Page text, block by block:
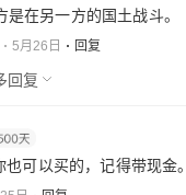
是在另一方的国土战斗。
5月26日 回复
回复
可以买的，记得带现金。